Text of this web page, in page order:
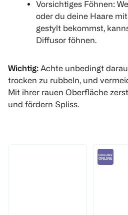
Vorsichtiges Föhnen:
oder du deine Haare
gestylt bekommst,
Diffusor föhnen.
Wichtig: Achte unbedingt
trocken zu rubbeln, und
Mit ihrer rauen Oberfläche
und fördern Spliss.